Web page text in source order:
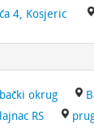
4, Kosjeric
okrug
RS